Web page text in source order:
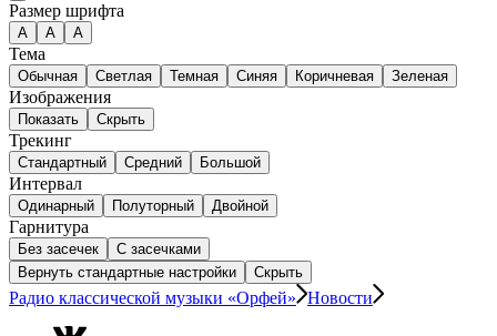
Размер шрифта
А A A
Тема
Обычная Светлая Темная Синяя Коричневая Зеленая
Изображения
Показать Скрыть
Трекинг
Стандартный Средний Большой
Интервал
Одинарный Полуторный Двойной
Гарнитура
Без засечек
С засечками
Вернуть стандартные настройки
Скрыть
Радио классической музыки «Орфей» Новости